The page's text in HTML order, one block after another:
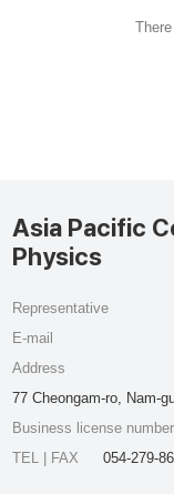
Asia Pacific
Physics
Representative
E-mail
Address
77 Cheongam-ro, Nam-
Business license number
TEL | FAX
054-279-